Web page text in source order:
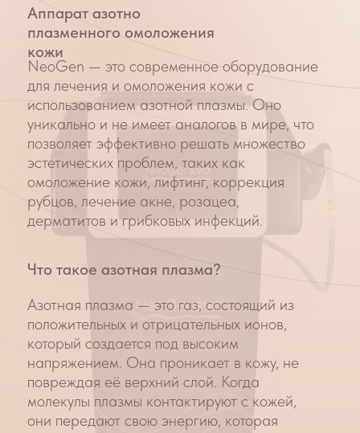
Отсутствие реабилитации
Эффект омоложения достигается при
воздействии плазмы с монооксидом
азота на кожу, по качеству сравнимо
только с хирургическим вмешательством.
При этом верхние слои кожи не
повреждаются, и вы сразу можете
вернуться к привычному образу жизни.
Быстрое восстановление кожи и
отсутствие открытых повреждений;
Значительный эффект уже после первой
процедуры;
Широкие возможности применения;
Безопасен для организма